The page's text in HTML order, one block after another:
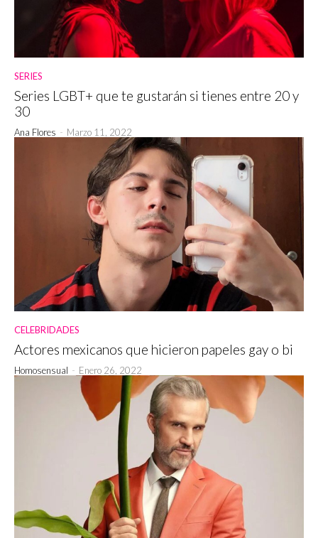
SERIES
Series LGBT+ que te gustarán si tienes entre 20 y
30
Ana Flores - Marzo 11, 2022
CELEBRIDADES
Actores mexicanos que hicieron papeles gay o bi
Homosensual - Enero 26, 2022